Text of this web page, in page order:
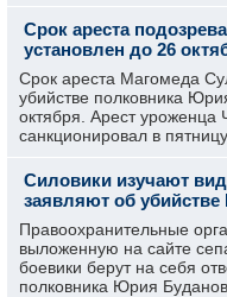
Срок ареста
установлен до 26
Срок ареста Магомеда
убийстве полковника
октября. Арест уроженца
санкционировал в
Силовики изучают
заявляют об убийстве
Правоохранительные
выложенную на сайте
боевики берут на себя
полковника Юрия